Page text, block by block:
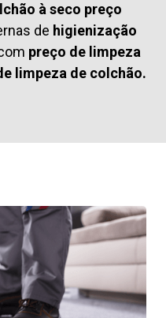
à seco preço
de higienização
preço de limpeza
limpeza de colchão.